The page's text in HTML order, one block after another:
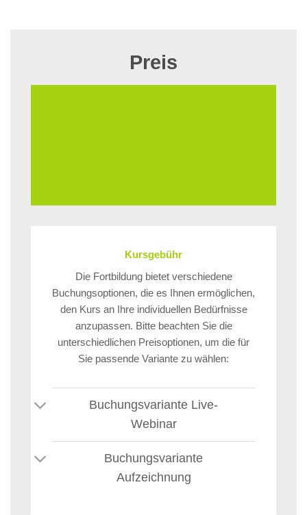
Preis
Kursgebühr
Die Fortbildung bietet verschiedene
Buchungsoptionen, die es Ihnen ermöglichen,
den Kurs an Ihre individuellen Bedürfnisse
anzupassen. Bitte beachten Sie die
unterschiedlichen Preisoptionen, um die für
Sie passende Variante zu wählen:
Buchungsvariante Live-
Webinar
Buchungsvariante
Aufzeichnung